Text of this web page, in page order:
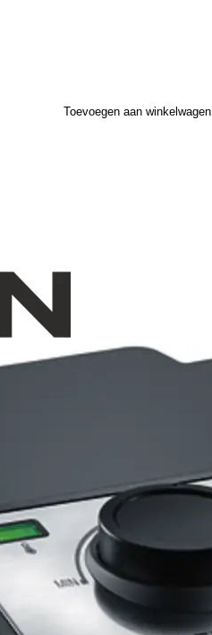
Toevoegen aan winkelwagen